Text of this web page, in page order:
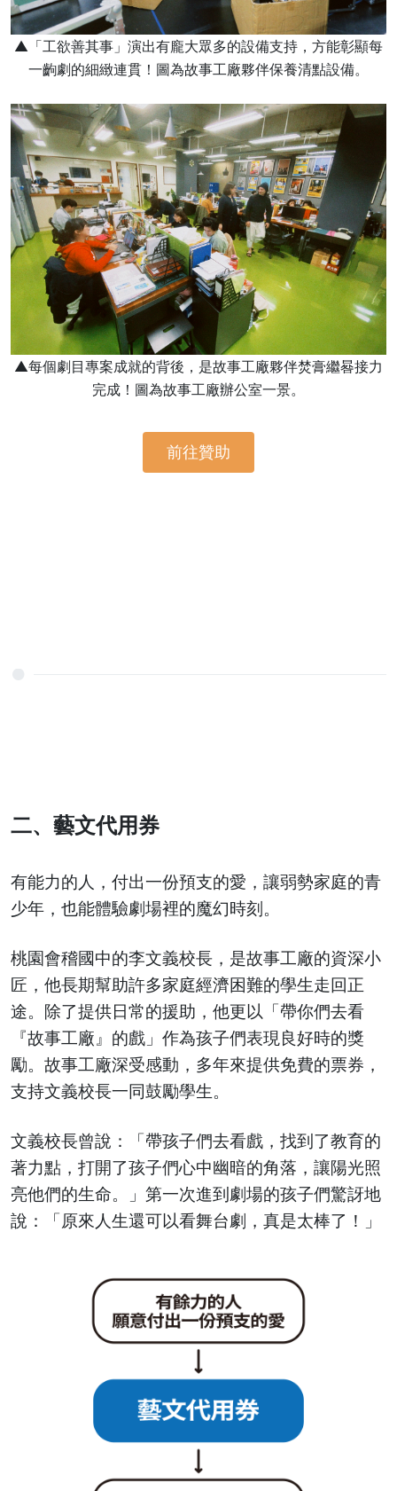
▲「工欲善其事」演出有龐大眾多的設備支持，方能彰顯每
一齣劇的細緻連貫！圖為故事工廠夥伴保養清點設備。
▲每個劇目專案成就的背後，是故事工廠夥伴焚膏繼晷接力
完成！圖為故事工廠辦公室一景。
前往贊助
二、藝文代用券
有能力的人，付出一份預支的愛，讓弱勢家庭的青
少年，也能體驗劇場裡的魔幻時刻。
桃園會稽國中的李文義校長，是故事工廠的資深小
匠，他長期幫助許多家庭經濟困難的學生走回正
途。除了提供日常的援助，他更以「帶你們去看
『故事工廠』的戲」作為孩子們表現良好時的獎
勵。故事工廠深受感動，多年來提供免費的票券，
支持文義校長一同鼓勵學生。
文義校長曾說：「帶孩子們去看戲，找到了教育的
著力點，打開了孩子們心中幽暗的角落，讓陽光照
亮他們的生命。」第一次進到劇場的孩子們驚訝地
說：「原來人生還可以看舞台劇，真是太棒了！」